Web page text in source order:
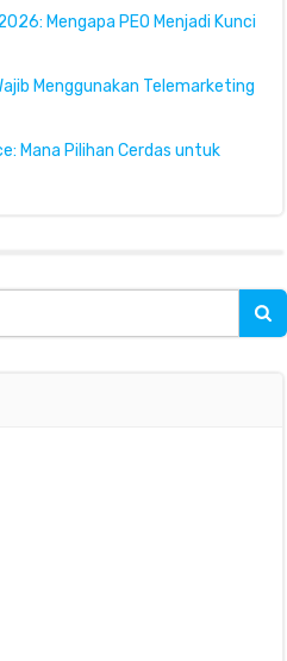
Mengapa PEO Menjadi Kunci
Menggunakan Telemarketing
Mana Pilihan Cerdas untuk